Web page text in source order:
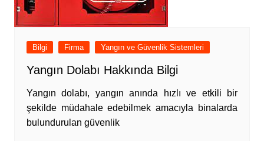
Bilgi Firma Yangın ve Güvenlik Sistemleri
Yangın Dolabı Hakkında Bilgi
Yangın dolabı, yangın anında hızlı ve etkili bir
şekilde müdahale edebilmek amacıyla binalarda
bulundurulan güvenlik